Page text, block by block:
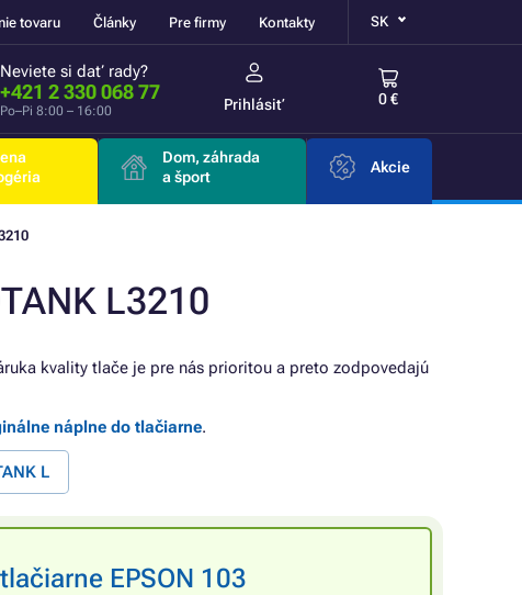
tovaru Články Pre firmy Kontakty SK
Neviete si dať rady?
+421 2 330 068 77
Po–Pi 8:00 – 16:00 Prihlásiť 0 €
Dom, záhrada
a šport
Akcie
L3210
kvality tlače je pre nás prioritou a preto zodpovedajú
náplne do tlačiarne.
L
EPSON 103